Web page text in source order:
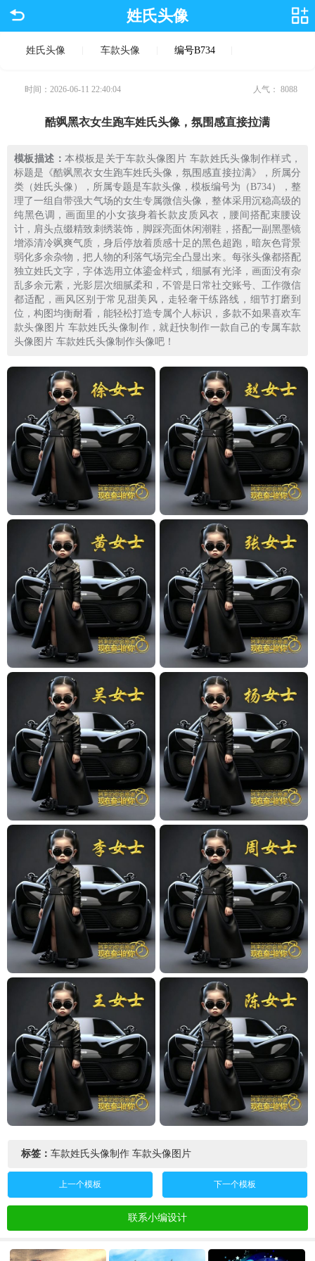
姓氏头像
姓氏头像 车款头像 编号B734
时间：2026-06-11 22:40:04 人气： 8088
酷飒黑衣女生跑车姓氏头像，氛围感直接拉满
模板描述：本模板是关于车款头像图片 车款姓氏头像制作样式，
标题是《酷飒黑衣女生跑车姓氏头像，氛围感直接拉满》，所属分
类（姓氏头像），所属专题是车款头像，模板编号为（B734），整
理了一组自带强大气场的女生专属微信头像，整体采用沉稳高级的
纯黑色调，画面里的小女孩身着长款皮质风衣，腰间搭配束腰设
计，肩头点缀精致刺绣装饰，脚踩亮面休闲潮鞋，搭配一副黑墨镜
增添清冷飒爽气质，身后停放着质感十足的黑色超跑，暗灰色背景
弱化多余杂物，把人物的利落气场完全凸显出来。每张头像都搭配
独立姓氏文字，字体选用立体鎏金样式，细腻有光泽，画面没有杂
乱多余元素，光影层次细腻柔和，不管是日常社交账号、工作微信
都适配，画风区别于常见甜美风，走轻奢干练路线，细节打磨到
位，构图均衡耐看，能轻松打造专属个人标识，多款不如果喜欢车
款头像图片 车款姓氏头像制作，就赶快制作一款自己的专属车款
头像图片 车款姓氏头像制作头像吧！
标签： 车款姓氏头像制作 车款头像图片
上一个模板 下一个模板
联系小编设计